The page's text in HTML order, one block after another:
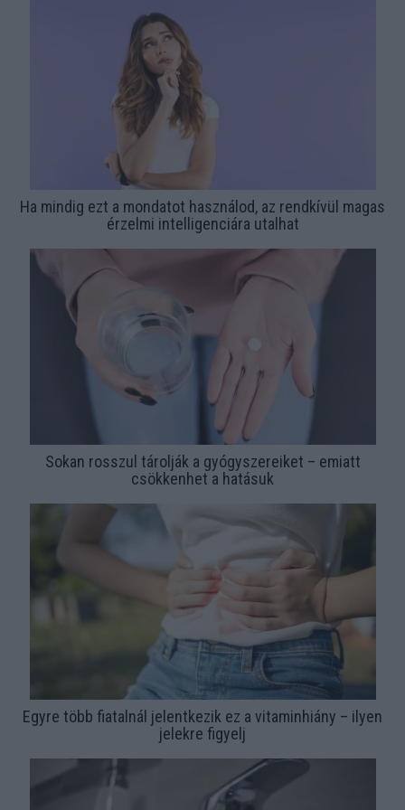
Ha mindig ezt a mondatot használod, az rendkívül magas
érzelmi intelligenciára utalhat
Sokan rosszul tárolják a gyógyszereiket – emiatt
csökkenhet a hatásuk
Egyre több fiatalnál jelentkezik ez a vitaminhiány – ilyen
jelekre figyelj